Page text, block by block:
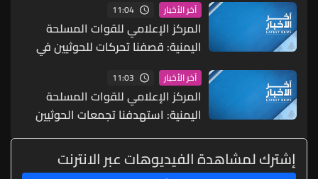
آخر الأخبار 11:04
المركز الإعلامي للقوات المسلحة
اليمنية: قصفنا تحركات للحوثيين في
منطقة المحرور بتعز
آخر الأخبار 11:03
المركز الإعلامي للقوات المسلحة
اليمنية: استهدفنا تجمعات الحوثيين
في تبة المدرجات وجبهتي حمير
والأقروض في تعز
إشترك لمشاهدة الفيديوهات عبر الانترنت